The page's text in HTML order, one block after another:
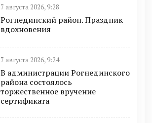
7 августа 2026, 9:28
Рогнединский район. Праздник
вдохновения
7 августа 2026, 9:24
В администрации Рогнединского
района состоялось
торжественное вручение
сертификата